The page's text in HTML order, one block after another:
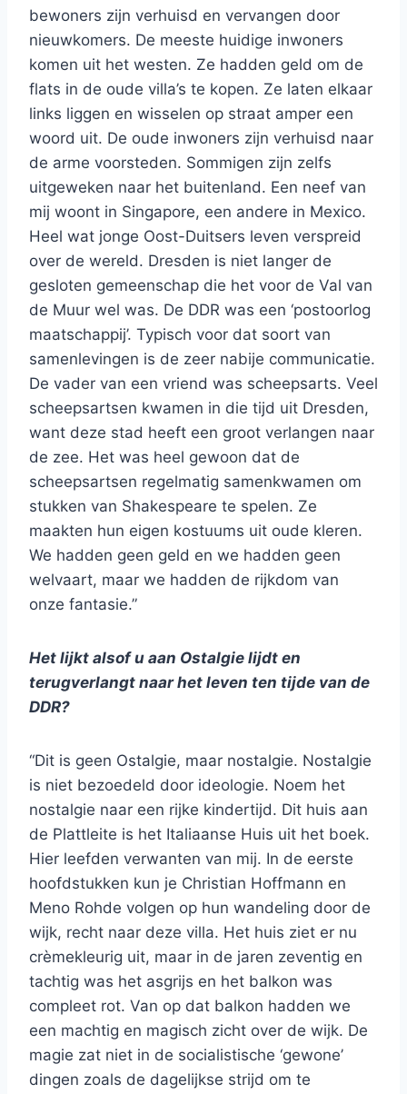
bewoners zijn verhuisd en vervangen door
nieuwkomers. De meeste huidige inwoners
komen uit het westen. Ze hadden geld om de
flats in de oude villa’s te kopen. Ze laten elkaar
links liggen en wisselen op straat amper een
woord uit. De oude inwoners zijn verhuisd naar
de arme voorsteden. Sommigen zijn zelfs
uitgeweken naar het buitenland. Een neef van
mij woont in Singapore, een andere in Mexico.
Heel wat jonge Oost-Duitsers leven verspreid
over de wereld. Dresden is niet langer de
gesloten gemeenschap die het voor de Val van
de Muur wel was. De DDR was een ‘postoorlog
maatschappij’. Typisch voor dat soort van
samenlevingen is de zeer nabije communicatie.
De vader van een vriend was scheepsarts. Veel
scheepsartsen kwamen in die tijd uit Dresden,
want deze stad heeft een groot verlangen naar
de zee. Het was heel gewoon dat de
scheepsartsen regelmatig samenkwamen om
stukken van Shakespeare te spelen. Ze
maakten hun eigen kostuums uit oude kleren.
We hadden geen geld en we hadden geen
welvaart, maar we hadden de rijkdom van
onze fantasie.”
Het lijkt alsof u aan Ostalgie lijdt en
terugverlangt naar het leven ten tijde van de
DDR?
“Dit is geen Ostalgie, maar nostalgie. Nostalgie
is niet bezoedeld door ideologie. Noem het
nostalgie naar een rijke kindertijd. Dit huis aan
de Plattleite is het Italiaanse Huis uit het boek.
Hier leefden verwanten van mij. In de eerste
hoofdstukken kun je Christian Hoffmann en
Meno Rohde volgen op hun wandeling door de
wijk, recht naar deze villa. Het huis ziet er nu
crèmekleurig uit, maar in de jaren zeventig en
tachtig was het asgrijs en het balkon was
compleet rot. Van op dat balkon hadden we
een machtig en magisch zicht over de wijk. De
magie zat niet in de socialistische ‘gewone’
dingen zoals de dagelijkse strijd om te